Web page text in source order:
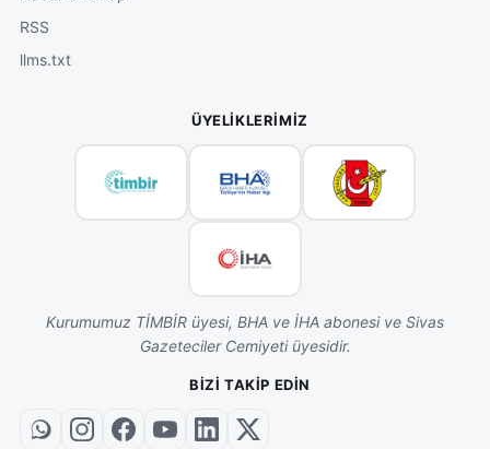
RSS
llms.txt
ÜYELIKLERIMIZ
Kurumumuz TİMBİR üyesi, BHA ve İHA abonesi ve Sivas
Gazeteciler Cemiyeti üyesidir.
BIZI TAKIP EDIN